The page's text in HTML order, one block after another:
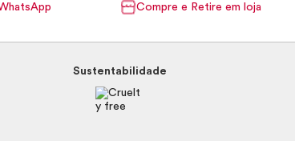
Compre e Retire em loja
Sustentabilidade